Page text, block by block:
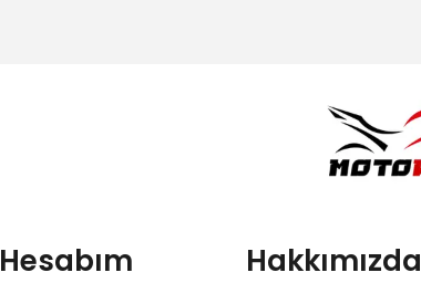
Hesabım Hakkımızda